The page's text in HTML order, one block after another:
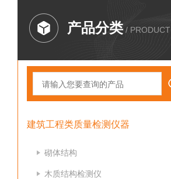
产品分类 / PRODUCT
建筑工程类质量检测仪器
砌体结构
木质结构检测仪